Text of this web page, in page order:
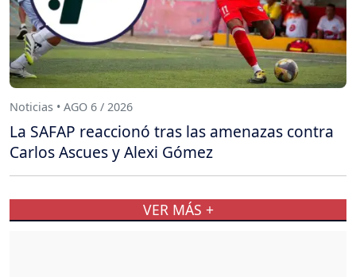
Noticias • AGO 6 / 2026
La SAFAP reaccionó tras las amenazas contra
Carlos Ascues y Alexi Gómez
VER MÁS +